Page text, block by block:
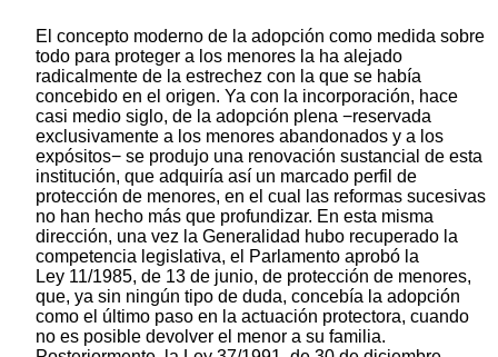
El concepto moderno de la adopción como medida sobre
todo para proteger a los menores la ha alejado
radicalmente de la estrechez con la que se había
concebido en el origen. Ya con la incorporación, hace
casi medio siglo, de la adopción plena −reservada
exclusivamente a los menores abandonados y a los
expósitos− se produjo una renovación sustancial de esta
institución, que adquiría así un marcado perfil de
protección de menores, en el cual las reformas sucesivas
no han hecho más que profundizar. En esta misma
dirección, una vez la Generalidad hubo recuperado la
competencia legislativa, el Parlamento aprobó la
Ley 11/1985, de 13 de junio, de protección de menores,
que, ya sin ningún tipo de duda, concebía la adopción
como el último paso en la actuación protectora, cuando
no es posible devolver el menor a su familia.